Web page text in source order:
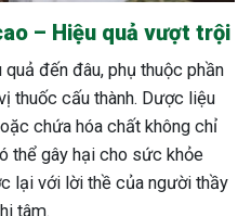
– Hiệu quả vượt trội
đến đâu, phụ thuộc phần
thuốc cấu thành. Dược liệu
chứa hóa chất không chỉ
thể gây hại cho sức khỏe
lại với lời thề của người thầy
tâm.